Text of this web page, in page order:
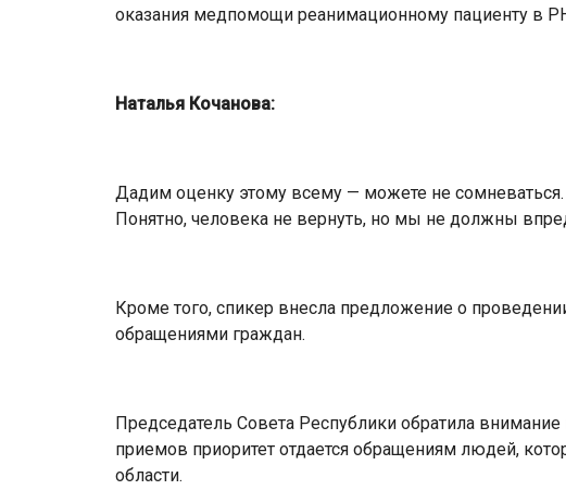
оказания медпомощи реанимационному пациенту в
Наталья Кочанова:
Дадим оценку этому всему — можете не
Понятно, человека не вернуть, но мы не должны
Кроме того, спикер внесла предложение о
обращениями граждан.
Председатель Совета Республики обратила
приемов приоритет отдается обращениям людей,
области.